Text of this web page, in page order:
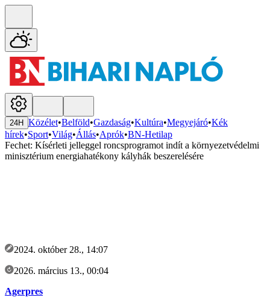
24H Közélet•Belföld•Gazdaság•Kultúra•Megyejáró•Kék
hírek•Sport•Világ•Állás•Aprók•BN-Hetilap
Fechet: Kísérleti jelleggel roncsprogramot indít a környezetvédelmi
minisztérium energiahatékony kályhák beszerelésére
2024. október 28., 14:07
2026. március 13., 00:04
Agerpres